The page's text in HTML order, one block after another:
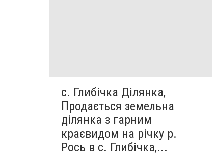
с. Глибічка Ділянка,
Продається земельна
ділянка з гарним
краєвидом на річку р.
Рось в с. Глибічка,...